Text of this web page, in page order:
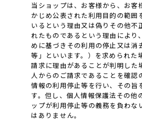
当ショップは、お客様から、お客
かじめ公表された利用目的の範囲
いるという理由又は偽りその他不
れたものであるという理由により
めに基づきその利用の停止又は消
等」といいます。）を求められた
請求に理由があることが判明した
人からのご請求であることを確認
情報の利用停止等を行い、その旨
す。但し、個人情報保護法その他
ップが利用停止等の義務を負わな
はありません。